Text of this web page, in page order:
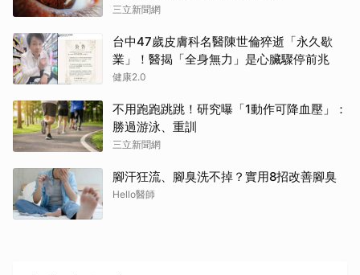
三立新聞網
台中47歲皮膚科名醫陳世倫猝逝「永久歇
業」！醫揭「全身無力」是心臟驟停前兆
健康2.0
不用跑跑跳跳！研究曝「1動作可降血壓」：
勝過游泳、重訓
三立新聞網
腳汗狂流、腳臭洗不掉？實用8招改善腳臭
Hello醫師